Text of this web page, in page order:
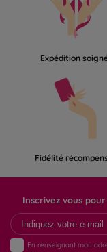
Expédition
Fidélité
Inscrivez vous
En renseignant mon